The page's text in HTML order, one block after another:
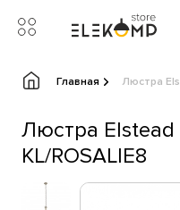
Главная Люстра
Люстра Elstead
KL/ROSALIE8